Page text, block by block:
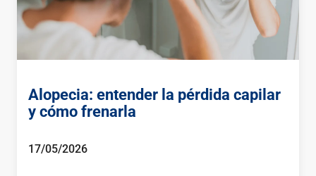
Alopecia: entender la pérdida capilar
y cómo frenarla
17/05/2026